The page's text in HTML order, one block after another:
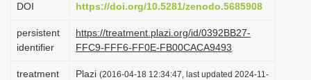
i
n
DOI https://doi.org/10.5281/zenodo.5685908
persistent
identifier
https://treatment.plazi.org/id/0392BB27-
FFC9-FFF6-FF0E-FB00CACA9493
treatment
Plazi (2016-04-18 12:34:47, last updated 2024-11-